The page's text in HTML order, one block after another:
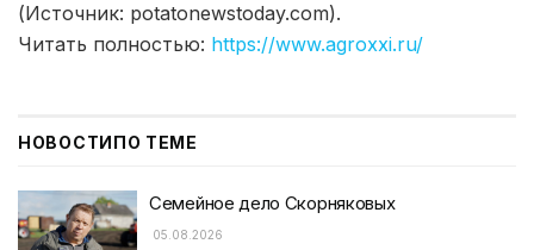
(Источник: potatonewstoday.com).
Читать полностью: https://www.agroxxi.ru/
НОВОСТИ ПО ТЕМЕ
Семейное дело Скорняковых
05.08.2026